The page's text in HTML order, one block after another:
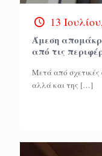
13
Άμεση
από τις
Μετά από σχετικές
αλλά και της […]